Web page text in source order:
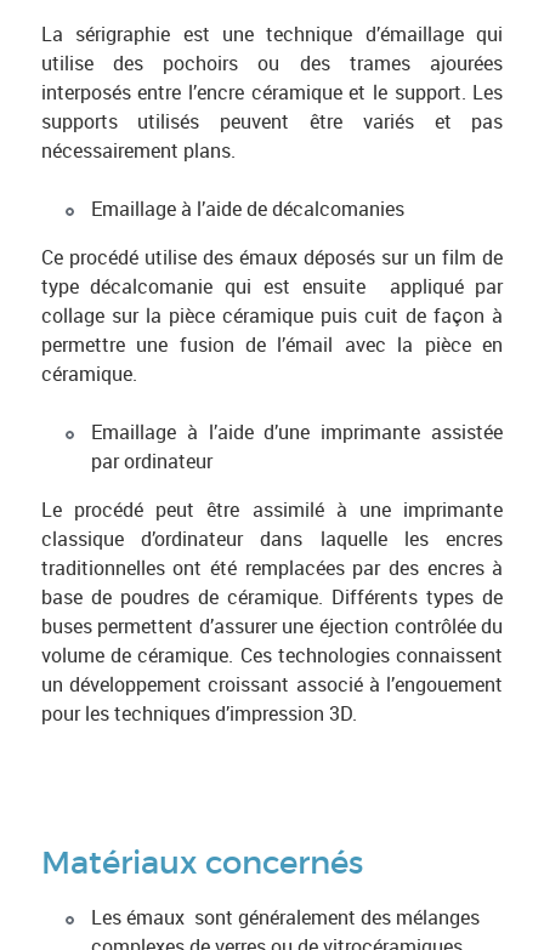
La sérigraphie est une technique d’émaillage qui
utilise des pochoirs ou des trames ajourées
interposés entre l’encre céramique et le support. Les
supports utilisés peuvent être variés et pas
nécessairement plans.
Emaillage à l’aide de décalcomanies
Ce procédé utilise des émaux déposés sur un film de
type décalcomanie qui est ensuite appliqué par
collage sur la pièce céramique puis cuit de façon à
permettre une fusion de l’émail avec la pièce en
céramique.
Emaillage à l’aide d’une imprimante assistée
par ordinateur
Le procédé peut être assimilé à une imprimante
classique d’ordinateur dans laquelle les encres
traditionnelles ont été remplacées par des encres à
base de poudres de céramique. Différents types de
buses permettent d’assurer une éjection contrôlée du
volume de céramique. Ces technologies connaissent
un développement croissant associé à l’engouement
pour les techniques d’impression 3D.
Matériaux concernés
Les émaux sont généralement des mélanges